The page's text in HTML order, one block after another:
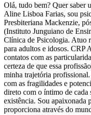
Olá, tudo bem? Quer saber
Aline Lisboa Farias, sou
Presbiteriana Mackenzie,
(Instituto Junguiano de
Clínica de Psicologia. Atuo
para adultos e idosos. CRP
contatos com as
certeza de que essa
minha trajetória
com as fragilidades e
direto com o íntimo de cada
existência. Sou apaixonada
proporciona através do